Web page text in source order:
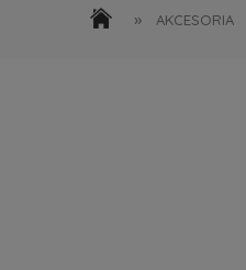
» AKCESORIA